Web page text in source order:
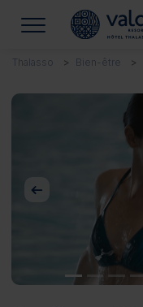
Thalasso Bien-être
Précédent